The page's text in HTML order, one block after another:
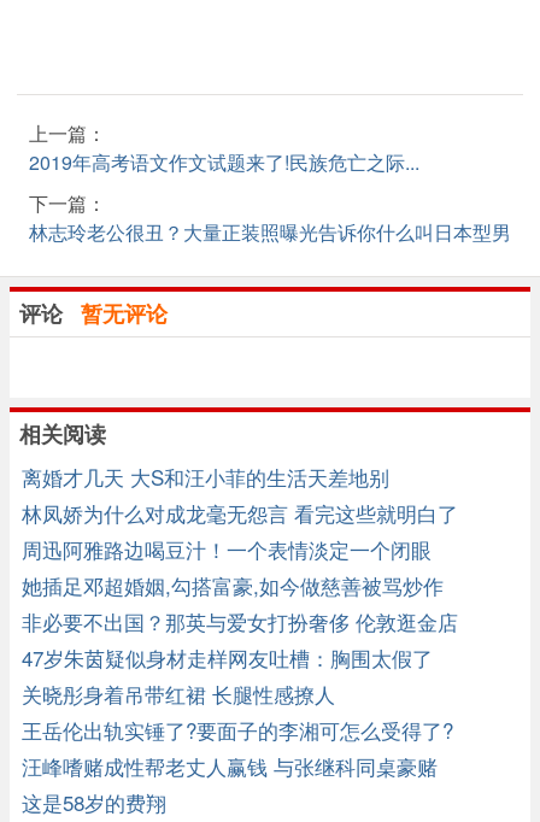
上一篇：
2019年高考语文作文试题来了!民族危亡之际...
下一篇：
林志玲老公很丑？大量正装照曝光告诉你什么叫日本型男
评论 暂无评论
相关阅读
离婚才几天 大S和汪小菲的生活天差地别
林凤娇为什么对成龙毫无怨言 看完这些就明白了
周迅阿雅路边喝豆汁！一个表情淡定一个闭眼
她插足邓超婚姻,勾搭富豪,如今做慈善被骂炒作
非必要不出国？那英与爱女打扮奢侈 伦敦逛金店
47岁朱茵疑似身材走样网友吐槽：胸围太假了
关晓彤身着吊带红裙 长腿性感撩人
王岳伦出轨实锤了?要面子的李湘可怎么受得了?
汪峰嗜赌成性帮老丈人赢钱 与张继科同桌豪赌
这是58岁的费翔